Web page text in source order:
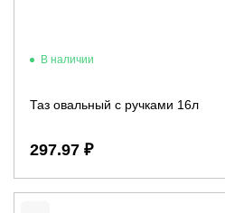
В наличии
Таз овальный с ручками 16л
297.97 ₽